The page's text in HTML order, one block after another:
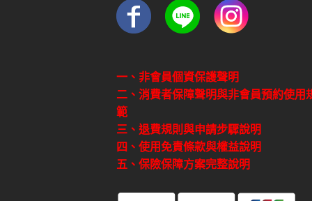
一、非會員個資保護聲明
二、消費者保障聲明與非會員預約使用
範
三、退費規則與申請步驟說明
四、使用免責條款與權益說明
五、保險保障方案完整說明